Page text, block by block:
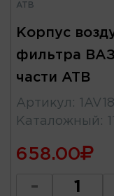
ATB
Корпус
фильтра
части ATB
Артикул :
Каталожный :
658.00
-